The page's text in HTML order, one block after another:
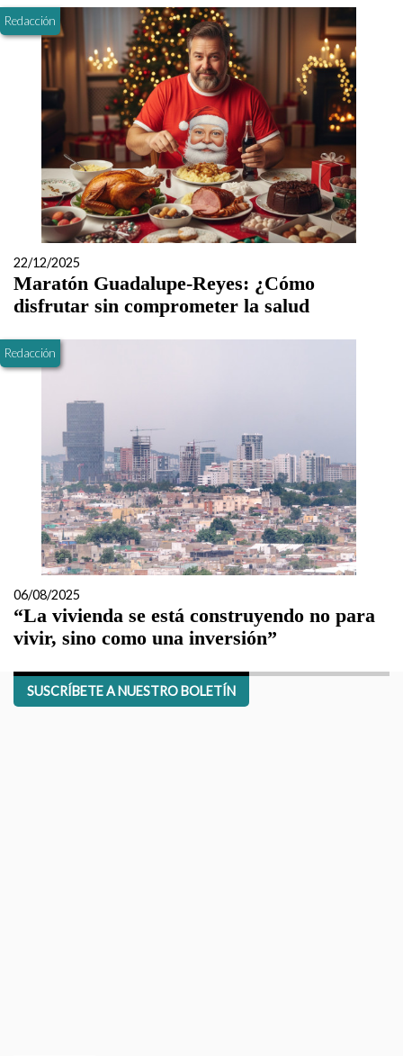
Redacción
22/12/2025
Maratón Guadalupe-Reyes: ¿Cómo
disfrutar sin comprometer la salud
Redacción
06/08/2025
“La vivienda se está construyendo no para
vivir, sino como una inversión”
SUSCRÍBETE A NUESTRO BOLETÍN